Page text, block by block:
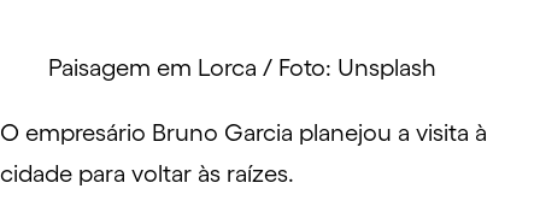
Paisagem em Lorca / Foto: Unsplash
O empresário Bruno Garcia planejou a visita à
cidade para voltar às raízes.